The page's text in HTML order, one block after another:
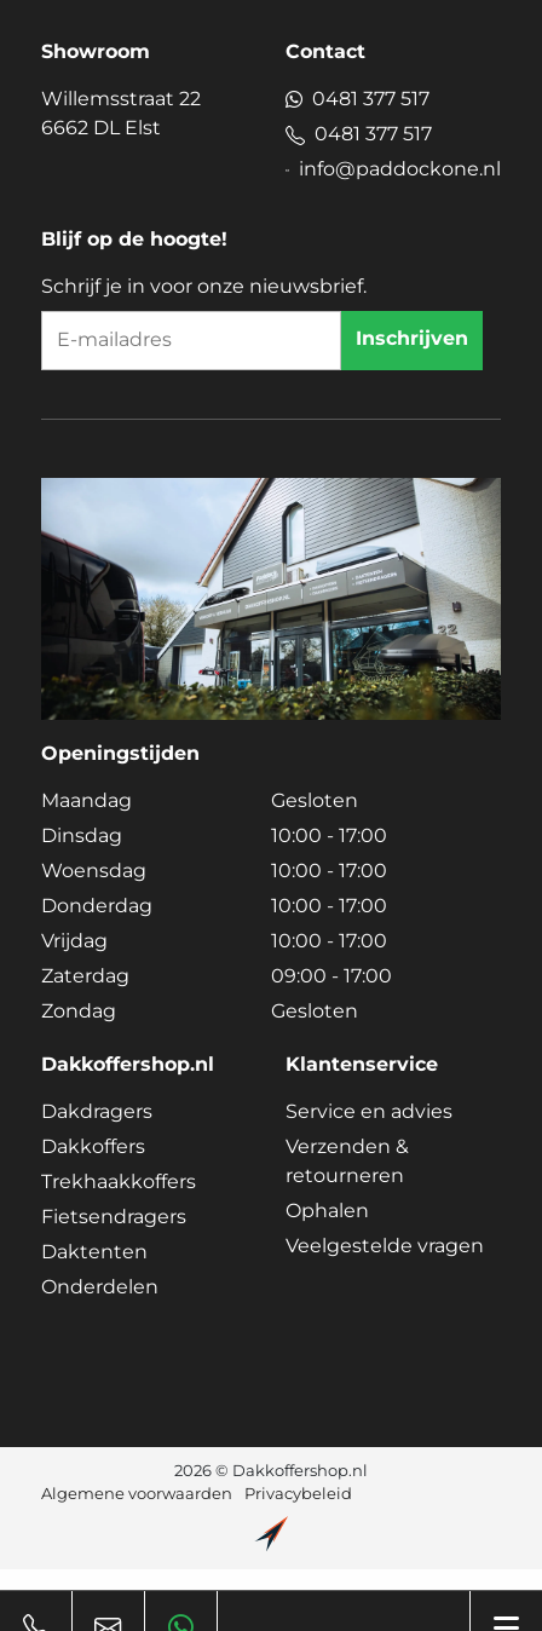
Showroom
Willemsstraat 22
6662 DL Elst
Contact
0481 377 517
0481 377 517
info@paddockone.nl
Blijf op de hoogte!
Schrijf je in voor onze nieuwsbrief.
Openingstijden
Maandag
Gesloten
Dinsdag
10:00 - 17:00
Woensdag
10:00 - 17:00
Donderdag
10:00 - 17:00
Vrijdag
10:00 - 17:00
Zaterdag
09:00 - 17:00
Zondag
Gesloten
Dakkoffershop.nl
Dakdragers
Dakkoffers
Trekhaakkoffers
Fietsendragers
Daktenten
Onderdelen
Klantenservice
Service en advies
Verzenden &
retourneren
Ophalen
Veelgestelde vragen
2026 © Dakkoffershop.nl
Algemene voorwaarden
Privacybeleid